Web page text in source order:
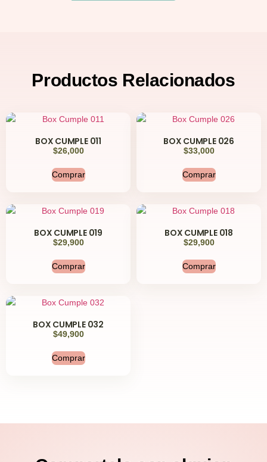
Productos Relacionados
BOX CUMPLE 011
$26,000
Comprar
BOX CUMPLE 026
$33,000
Comprar
BOX CUMPLE 019
$29,900
Comprar
BOX CUMPLE 018
$29,900
Comprar
BOX CUMPLE 032
$49,900
Comprar